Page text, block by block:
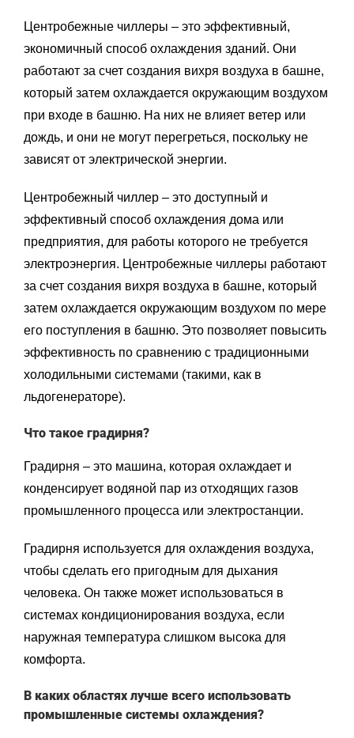
Центробежные чиллеры – это эффективный,
экономичный способ охлаждения зданий. Они
работают за счет создания вихря воздуха в башне,
который затем охлаждается окружающим воздухом
при входе в башню. На них не влияет ветер или
дождь, и они не могут перегреться, поскольку не
зависят от электрической энергии.
Центробежный чиллер – это доступный и
эффективный способ охлаждения дома или
предприятия, для работы которого не требуется
электроэнергия. Центробежные чиллеры работают
за счет создания вихря воздуха в башне, который
затем охлаждается окружающим воздухом по мере
его поступления в башню. Это позволяет повысить
эффективность по сравнению с традиционными
холодильными системами (такими, как в
льдогенераторе).
Что такое градирня?
Градирня – это машина, которая охлаждает и
конденсирует водяной пар из отходящих газов
промышленного процесса или электростанции.
Градирня используется для охлаждения воздуха,
чтобы сделать его пригодным для дыхания
человека. Он также может использоваться в
системах кондиционирования воздуха, если
наружная температура слишком высока для
комфорта.
В каких областях лучше всего использовать
промышленные системы охлаждения?